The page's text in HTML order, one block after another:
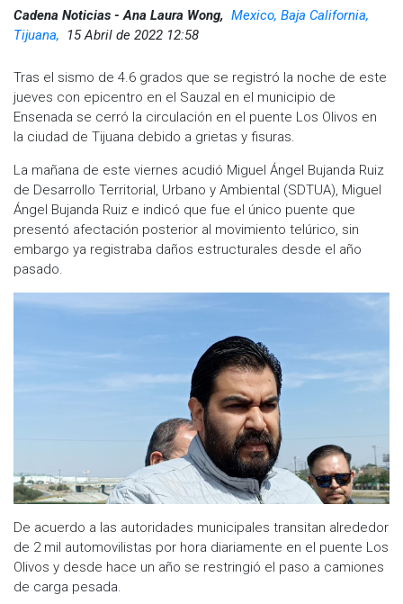
Cadena Noticias - Ana Laura Wong, Mexico, Baja California,
Tijuana,
15 Abril de 2022 12:58
Tras el sismo de 4.6 grados que se registró la noche de este
jueves con epicentro en el Sauzal en el municipio de
Ensenada se cerró la circulación en el puente Los Olivos en
la ciudad de Tijuana debido a grietas y fisuras.
La mañana de este viernes acudió Miguel Ángel Bujanda Ruiz
de Desarrollo Territorial, Urbano y Ambiental (SDTUA), Miguel
Ángel Bujanda Ruiz e indicó que fue el único puente que
presentó afectación posterior al movimiento telúrico, sin
embargo ya registraba daños estructurales desde el año
pasado.
De acuerdo a las autoridades municipales transitan alrededor
de 2 mil automovilistas por hora diariamente en el puente Los
Olivos y desde hace un año se restringió el paso a camiones
de carga pesada.